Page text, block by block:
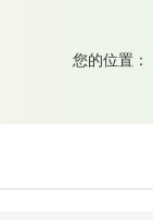
您的位置：